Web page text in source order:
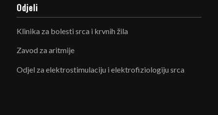
Odjeli
Klinika za bolesti srca i krvnih žila
Zavod za aritmije
Odjel za elektrostimulaciju i elektrofiziologiju srca